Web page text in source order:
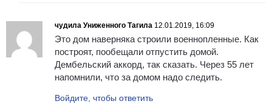
чудила Униженного Тагила 12.01.2019, 16:09
Это дом наверняка строили военнопленные. Как
построят, пообещали отпустить домой.
Дембельский аккорд, так сказать. Через 55 лет
напомнили, что за домом надо следить.
Войдите, чтобы ответить